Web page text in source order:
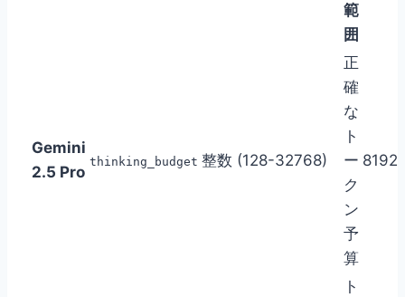
範
囲
Gemini
2.5 Pro
thinking_budget 整数 (128-32768)
正
確
な
ト
ー
ク
ン
予
算
8192
ト